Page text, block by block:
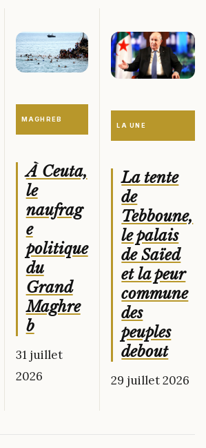
MAGHREB
À Ceuta,
le
naufrag
e
politique
du
Grand
Maghre
b
31 juillet
2026
LA UNE
La tente
de
Tebboune,
le palais
de Saïed
et la peur
commune
des
peuples
debout
29 juillet 2026